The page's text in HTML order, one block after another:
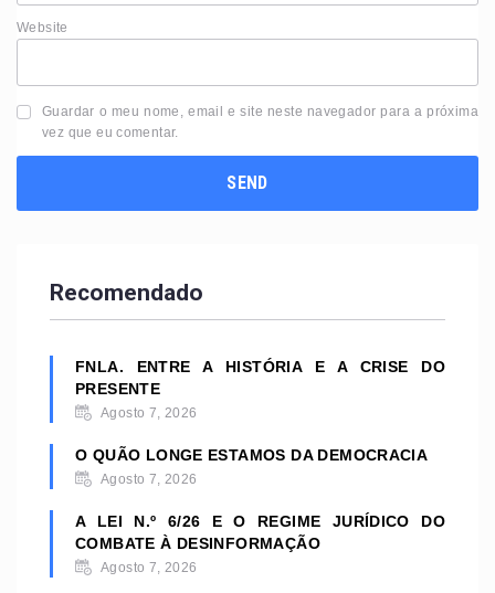
Website
Guardar o meu nome, email e site neste navegador para a próxima
vez que eu comentar.
Recomendado
FNLA. ENTRE A HISTÓRIA E A CRISE DO
PRESENTE
Agosto 7, 2026
O QUÃO LONGE ESTAMOS DA DEMOCRACIA
Agosto 7, 2026
A LEI N.º 6/26 E O REGIME JURÍDICO DO
COMBATE À DESINFORMAÇÃO
Agosto 7, 2026